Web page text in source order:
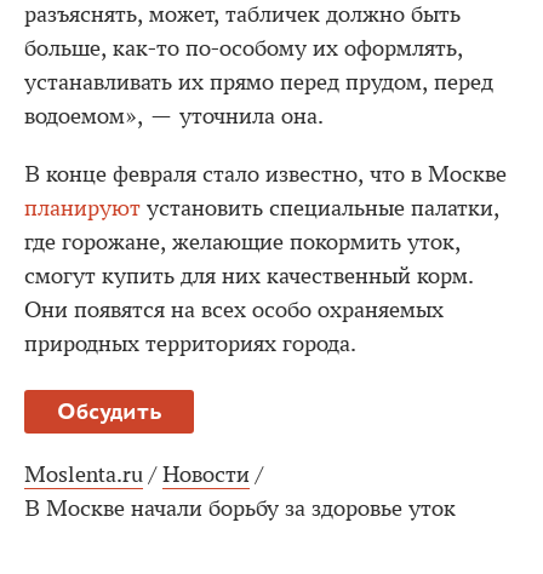
разъяснять, может, табличек должно быть
больше, как-то по-особому их оформлять,
устанавливать их прямо перед прудом, перед
водоемом», — уточнила она.
В конце февраля стало известно, что в Москве
планируют установить специальные палатки,
где горожане, желающие покормить уток,
смогут купить для них качественный корм.
Они появятся на всех особо охраняемых
природных территориях города.
Обсудить
Moslenta.ru / Новости /
В Москве начали борьбу за здоровье уток